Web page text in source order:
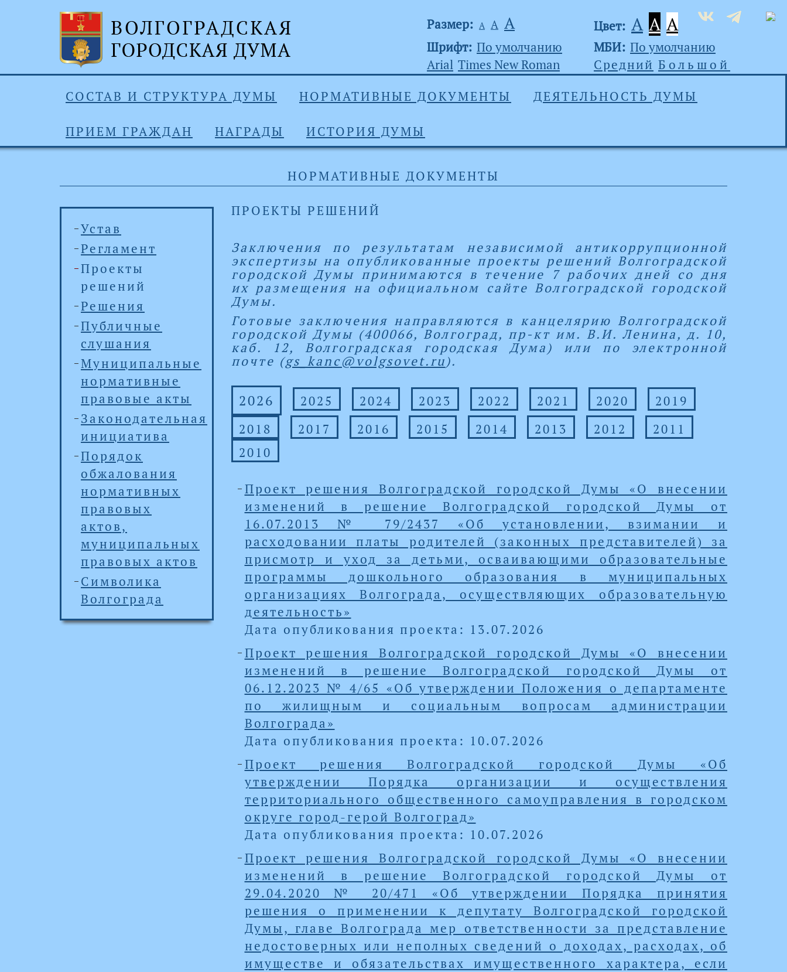
Размер: А А А Цвет: A A A
Шрифт: По умолчанию
Arial Times New Roman
МБИ: По умолчанию
Средний Большой
СОСТАВ И СТРУКТУРА ДУМЫ
НОРМАТИВНЫЕ ДОКУМЕНТЫ ДЕЯТЕЛЬНОСТЬ ДУМЫ
ПРИЕМ ГРАЖДАН НАГРАДЫ ИСТОРИЯ ДУМЫ
НОРМАТИВНЫЕ ДОКУМЕНТЫ
Устав
Регламент
Проекты
решений
Решения
Публичные
слушания
Муниципальные
нормативные
правовые акты
Законодательная
инициатива
Порядок
обжалования
нормативных
правовых
актов,
муниципальных
правовых актов
Символика
Волгограда
ПРОЕКТЫ РЕШЕНИЙ
Заключения по результатам независимой антикоррупционной
экспертизы на опубликованные проекты решений Волгоградской
городской Думы принимаются в течение 7 рабочих дней со дня
их размещения на официальном сайте Волгоградской городской
Думы.
Готовые заключения направляются в канцелярию Волгоградской
городской Думы (400066, Волгоград, пр-кт им. В.И. Ленина, д. 10,
каб. 12, Волгоградская городская Дума) или по электронной
почте (gs_kanc@volgsovet.ru).
2026 2025 2024 2023 2022 2021 2020
2019
2018
2017 2016 2015 2014 2013 2012
2011
2010
Проект решения Волгоградской городской Думы «О внесении
изменений в решение Волгоградской городской Думы от
16.07.2013 № 79/2437 «Об установлении, взимании и
расходовании платы родителей (законных представителей) за
присмотр и уход за детьми, осваивающими образовательные
программы дошкольного образования в муниципальных
организациях Волгограда, осуществляющих образовательную
деятельность»
Дата опубликования проекта: 13.07.2026
Проект решения Волгоградской городской Думы «О внесении
изменений в решение Волгоградской городской Думы от
06.12.2023 № 4/65 «Об утверждении Положения о департаменте
по жилищным и социальным вопросам администрации
Волгограда»
Дата опубликования проекта: 10.07.2026
Проект решения Волгоградской городской Думы «Об
утверждении Порядка организации и осуществления
территориального общественного самоуправления в городском
округе город-герой Волгоград»
Дата опубликования проекта: 10.07.2026
Проект решения Волгоградской городской Думы «О внесении
изменений в решение Волгоградской городской Думы от
29.04.2020 № 20/471 «Об утверждении Порядка принятия
решения о применении к депутату Волгоградской городской
Думы, главе Волгограда мер ответственности за представление
недостоверных или неполных сведений о доходах, расходах, об
имуществе и обязательствах имущественного характера, если